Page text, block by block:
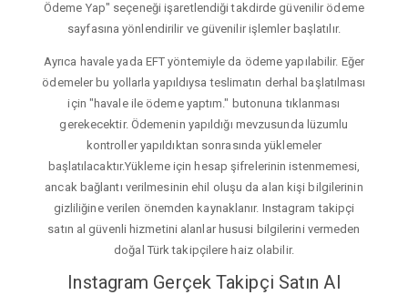
Ödeme Yap" seçeneği işaretlendiği takdirde güvenilir ödeme
sayfasına yönlendirilir ve güvenilir işlemler başlatılır.
Ayrıca havale yada EFT yöntemiyle da ödeme yapılabilir. Eğer
ödemeler bu yollarla yapıldıysa teslimatın derhal başlatılması
için "havale ile ödeme yaptım." butonuna tıklanması
gerekecektir. Ödemenin yapıldığı mevzusunda lüzumlu
kontroller yapıldıktan sonrasında yüklemeler
başlatılacaktır.Yükleme için hesap şifrelerinin istenmemesi,
ancak bağlantı verilmesinin ehil oluşu da alan kişi bilgilerinin
gizliliğine verilen önemden kaynaklanır. Instagram takipçi
satın al güvenli hizmetini alanlar hususi bilgilerini vermeden
doğal Türk takipçilere haiz olabilir.
Instagram Gerçek Takipçi Satın Al